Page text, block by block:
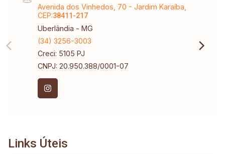
Avenida dos Vinhedos, 70 - Jardim Karaíba,
CEP:38411-217
Uberlândia - MG
(34) 3256-3003
Creci: 5105 PJ
CNPJ: 20.950.388/0001-07
Links Úteis